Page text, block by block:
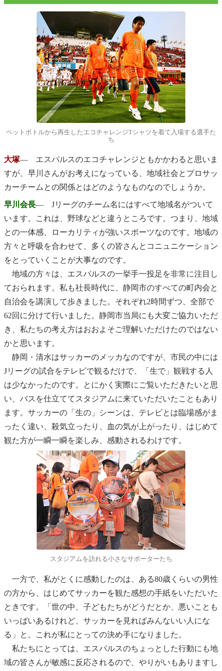
ペットボトルから再生したエコチャレンジTシャツを着て入場する選手た
ち
大塚― エスパルスのエコチャレンジともかかわると思いま
すが、早川さんがお考えになっている、地域社会とプロサッ
カーチームとの関係とはどのようなものなのでしょうか。
早川会長― Jリーグのチーム名にはすべて地域名がついて
います。これは、野球などと違うところです。つまり、地域
との一体感、ローカリティが強いスポーツなのです。地域の
方々と呼吸を合わせて、多くの皆さんとコニュニケーション
をとっていくことが大事なのです。
地域の方々は、エスパルスの一挙手一投足を非常に注目し
ておられます。私も社長時代に、静岡市のすべての町内会と
自治会を講演して歩きました。それぞれ2時間ずつ、全部で
62回に分けて行いました。静岡市当局にも大変ご協力いただ
き、私たちの考え方はおおよそご理解いただけたのではない
かと思います。
静岡・清水はサッカーのメッカなのですが、市民の中には
Jリーグの試合をテレビで観るだけで、「生で」観戦する人
は少なかったのです。とにかく実際にご覧いただきたいと思
い、バスを仕立ててスタジアムに来ていただいたこともあり
ます。サッカーの「生の」シーンは、テレビとは臨場感がま
ったく違い、殺気立ったり、血の気が上がったり、はじめて
観た方が一瞬一瞬を楽しみ、感動されるわけです。
スタジアムを訪れる小さなサポーターたち
一方で、私がとくに感動したのは、ある80歳くらいの男性
の方から、はじめてサッカーを観た感想の手紙をいただいた
ときです。「世の中、子どもたちがどうだとか、悪いことも
いっぱいあるけれど、サッカーを見ればみんないい人にな
る」と。これが私にとっての決め手になりました。
私たちにとっては、エスパルスのちょっとした行動にも地
域の皆さんが敏感に反応されるので、やりがいもありますし